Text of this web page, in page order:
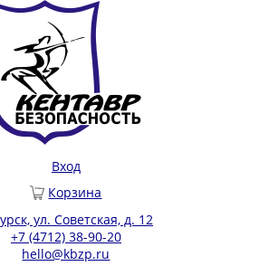
Вход
Корзина
ул. Советская, д. 12
+7 (4712) 38-90-20
hello@kbzp.ru